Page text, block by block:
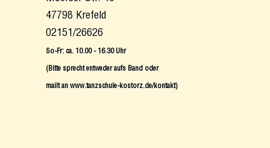
47798 Krefeld
02151/26626
So-Fr: ca. 10.00 - 16.30 Uhr
(Bitte sprecht entweder aufs Band oder
mailt an www.tanzschule-kostorz.de/kontakt)